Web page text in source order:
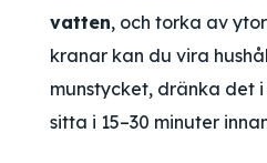
vatten, och torka av
kranar kan du vira
munstycket, dränka det
sitta i 15–30 minuter